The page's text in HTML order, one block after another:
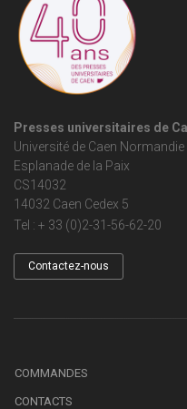
Presses universitaires de
Université de Caen Normandie
Esplanade de la Paix
CS14032
14032 Caen Cedex 5
Tel : + 33 (0)2-31-56-62-20
Contactez-nous
COMMANDES
CONTACTS